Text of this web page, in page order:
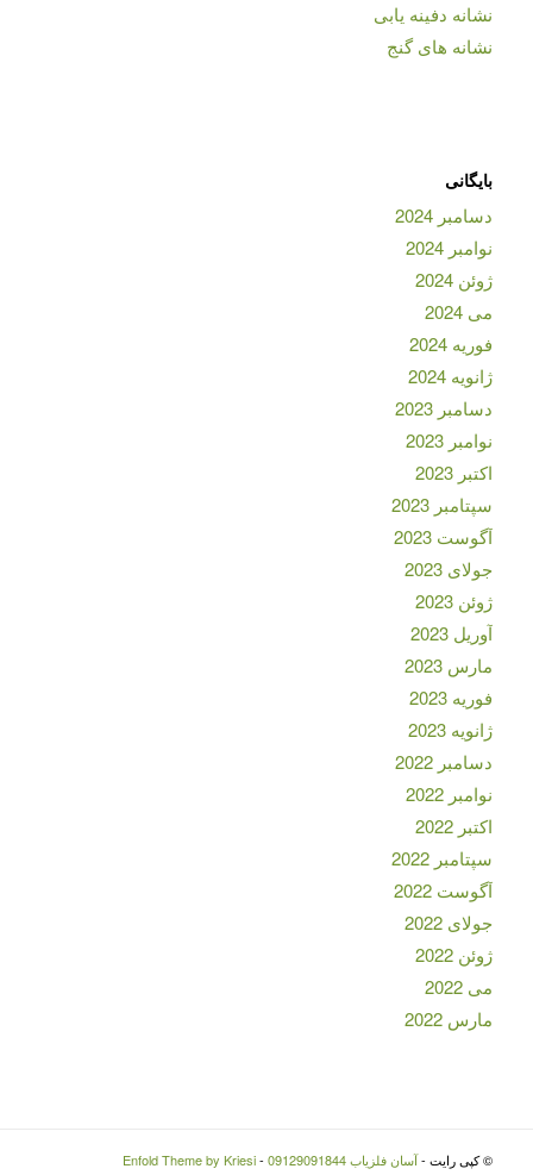
نشانه دفینه یابی
نشانه های گنج
بایگانی
دسامبر 2024
نوامبر 2024
ژوئن 2024
می 2024
فوریه 2024
ژانویه 2024
دسامبر 2023
نوامبر 2023
اکتبر 2023
سپتامبر 2023
آگوست 2023
جولای 2023
ژوئن 2023
آوریل 2023
مارس 2023
فوریه 2023
ژانویه 2023
دسامبر 2022
نوامبر 2022
اکتبر 2022
سپتامبر 2022
آگوست 2022
جولای 2022
ژوئن 2022
می 2022
مارس 2022
© کپی رایت -آسان فلزیاب 09129091844 -
Enfold Theme by Kriesi